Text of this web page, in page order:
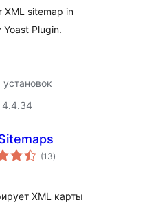
sitemap in
Yoast Plugin.
4.4.34
(13общий
рейтинг
)
XML карты